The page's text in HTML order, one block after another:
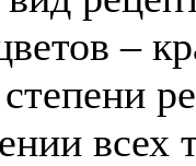
–
всех